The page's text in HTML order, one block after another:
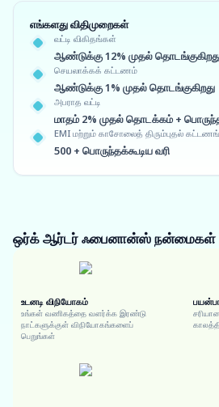
எங்களது விதிமுறைகள்
வட்டி விகிதங்கள்
ஆண்டுக்கு 12% முதல்
செயலாக்கக் கட்டணம்
ஆண்டுக்கு 1% முதல் தொடங்குகிறது
அபராத வட்டி
மாதம் 2% முதல் தொடக்கம் +
EMI மற்றும் காசோலைத் திரும்புதல்
500 + பொருந்தக்கூடிய வரி
ஒர்க் ஆர்டர் ஃபைனான்ஸ்நன்மைகள்
உடனடி விநியோகம்
உங்கள் வணிகத்தை வளர்க்க இரண்டு
நாட்களுக்குள் விநியோகங்களைப்
பெறுங்கள்